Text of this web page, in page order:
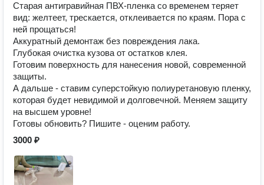
Старая антигравийная ПВХ-пленка со временем теряет
вид: желтеет, трескается, отклеивается по краям. Пора с
ней прощаться!
Аккуратный демонтаж без повреждения лака.
Глубокая очистка кузова от остатков клея.
Готовим поверхность для нанесения новой, современной
защиты.
А дальше - ставим суперстойкую полиуретановую пленку,
которая будет невидимой и долговечной. Меняем защиту
на высшем уровне!
Готовы обновить? Пишите - оценим работу.
3000 ₽